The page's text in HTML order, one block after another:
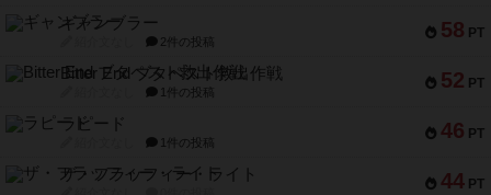
58 PT
ギャンブラー
2件の投稿
52 PT
Bitter End ブタペスト救出作戦
1件の投稿
46 PT
ラピード
1件の投稿
44 PT
ザ・フラッフィー・ライト